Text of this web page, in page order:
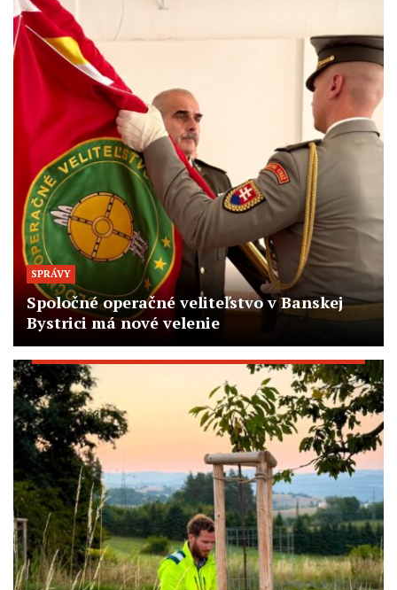
SPRÁVY
Spoločné operačné veliteľstvo v Banskej
Bystrici má nové velenie